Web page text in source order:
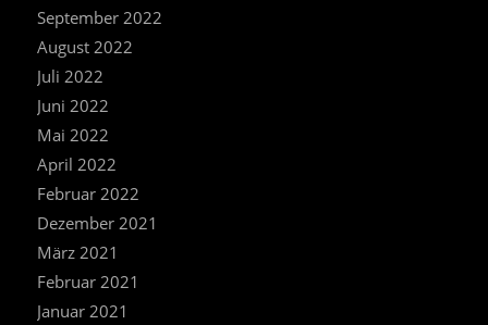
September 2022
August 2022
Juli 2022
Juni 2022
Mai 2022
April 2022
Februar 2022
Dezember 2021
März 2021
Februar 2021
Januar 2021